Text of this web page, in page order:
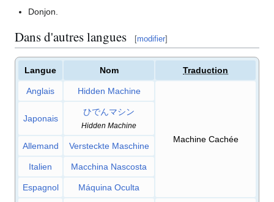
Donjon.
Dans d'autres langues [modifier]
Langue Nom Traduction
Anglais Hidden Machine
Machine Cachée
Japonais
ひでんマシン
Hidden Machine
Allemand Versteckte Maschine
Italien Macchina Nascosta
Espagnol Máquina Oculta